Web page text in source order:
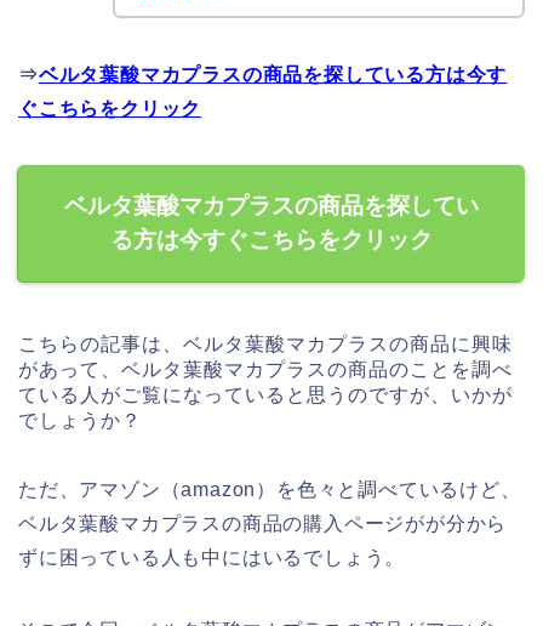
⇒ベルタ葉酸マカプラスの商品を探している方は今す
ぐこちらをクリック
ベルタ葉酸マカプラスの商品を探してい
る方は今すぐこちらをクリック
こちらの記事は、ベルタ葉酸マカプラスの商品に興味
があって、ベルタ葉酸マカプラスの商品のことを調べ
ている人がご覧になっていると思うのですが、いかが
でしょうか？
ただ、アマゾン（amazon）を色々と調べているけど、
ベルタ葉酸マカプラスの商品の購入ページがが分から
ずに困っている人も中にはいるでしょう。